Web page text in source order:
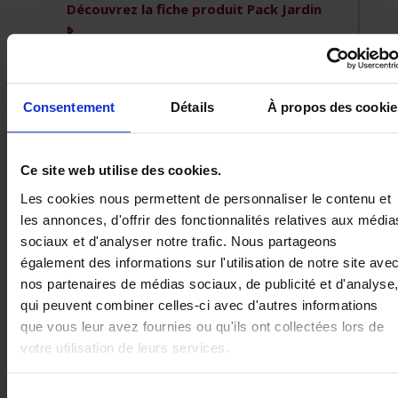
Consentement Détails À propos des
Ce site web utilise des cookies.
Les cookies nous permettent de personnaliser le contenu et
les annonces, d'offrir des fonctionnalités relatives aux
sociaux et d'analyser notre trafic. Nous partageons
également des informations sur l'utilisation de notre site
nos partenaires de médias sociaux, de publicité et d'analyse,
qui peuvent combiner celles-ci avec d'autres informations
que vous leur avez fournies ou qu'ils ont collectées lors de
votre utilisation de leurs services.
Découvrez la fiche produit Pack Jardin